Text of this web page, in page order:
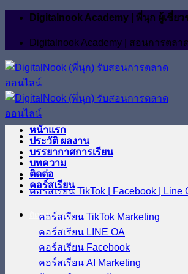
ข้าม
เนื้อหา
Digitalnook Academy | พี่นุก ผู้เชี่ย
Digitalnook Academy | สอนการตล
คอร์สเรียน TikTok | Facebook | Line
ติดต่อ
หน้าแรก
ประวัติ ผลงาน
บรรยากาศการเรียน
บทความ
ติดต่อ
คอร์สเรียน
คอร์สเรียน TikTok Marketing
คอร์สเรียน LINE OA
คอร์สเรียน Facebook
คอร์สเรียน AI Marketing